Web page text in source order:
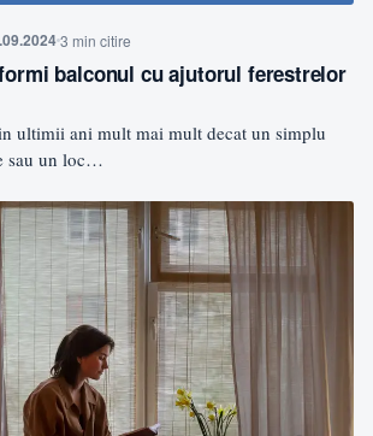
3 min citire
balconul cu ajutorul ferestrelor
ultimii ani mult mai mult decat un simplu
sau un loc…